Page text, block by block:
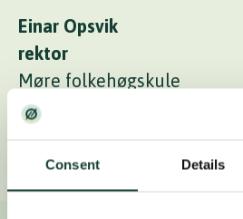
Consent Details
Einar Opsvik
rektor
Møre folkehøgskule
Les vidare